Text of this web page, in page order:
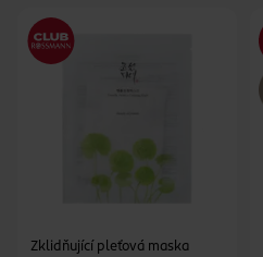
Zklidňující pleťová maska